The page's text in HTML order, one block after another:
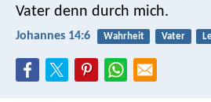
Vater denn durch mich.
Johannes 14:6 Wahrheit Vater